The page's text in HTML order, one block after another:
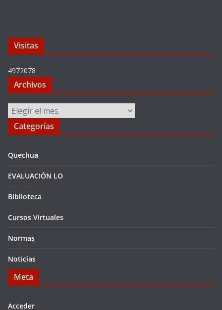
Visitas
4972078
Archivos
Archivos
Categorías
Quechua
EVALUACIÓN LO
Biblioteca
Cursos Virtuales
Normas
Noticias
Meta
Acceder